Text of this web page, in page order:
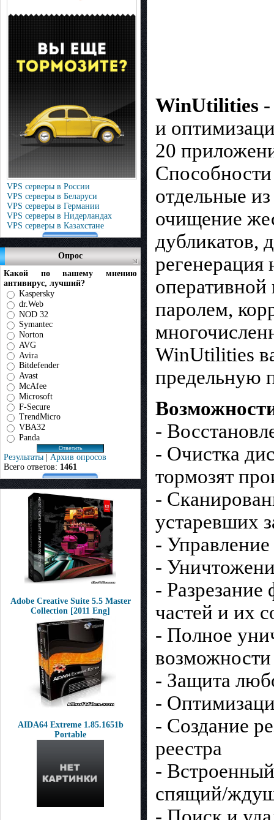
VPS серверы в России
VPS серверы в Беларуси
VPS серверы в Германии
VPS серверы в Нидерландах
VPS серверы в Казахстане
Опрос
Какой по вашему мнению
антивирус, лучший?
Kaspersky
dr.Web
NOD 32
Symantec
Norton
AVG
Avira
Bitdefender
Avast
McAfee
Microsoft
F-Secure
TrendMicro
VBA32
Panda
Результаты | Архив опросов
Всего ответов: 1461
Adobe Creative Suite 5.5 Master
Collection [2011 Eng]
AIDA64 Extreme 1.85.1651b
Portable
WinUtilities
и
20
отдельные
очищение
дубликатов,
паролем,
WinUtilities
предельную
-
- Очистка
тормозят
-
устаревших
-
-
-
частей и их
- Полное
возможности
- Защита
-
- Создание
реестра
-
спящий/